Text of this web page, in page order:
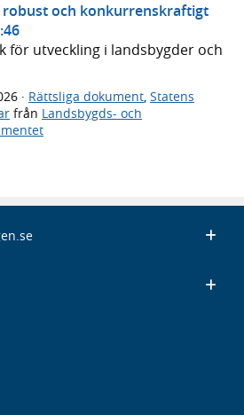
robust och konkurrenskraftigt
för utveckling i landsbygder och
· Rättsliga dokument, Statens
från Landsbygds- och